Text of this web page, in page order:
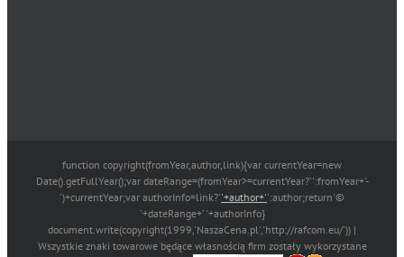
function copyright(fromYear,author,link){var currentYear=new
Date().getFullYear();var dateRange=(fromYear>=currentYear?'':fromYear+'-
')+currentYear;var authorInfo=link?''+author+'':author;return'©
'+dateRange+' '+authorInfo}
document.write(copyright(1999,'NaszaCena.pl','http://rafcom.eu/')) |
Wszystkie znaki towarowe będące własnością firm zostały wykorzystane